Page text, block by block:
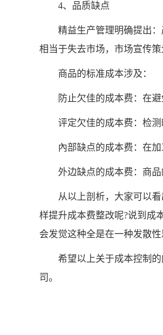
4、品质缺点
精益生产管理明确提出：
相当于失去市场，市场宣传策
商品的标准成本涉及：
防止欠佳的成本费：在避
评定欠佳的成本费：检测
內部缺点的成本费：在加
外边缺点的成本费：商品
从以上剖析，大家可以看
样提升成本费整改呢?说到成
会发觉这种全是在一种发散
希望以上关于成本控制的
司。